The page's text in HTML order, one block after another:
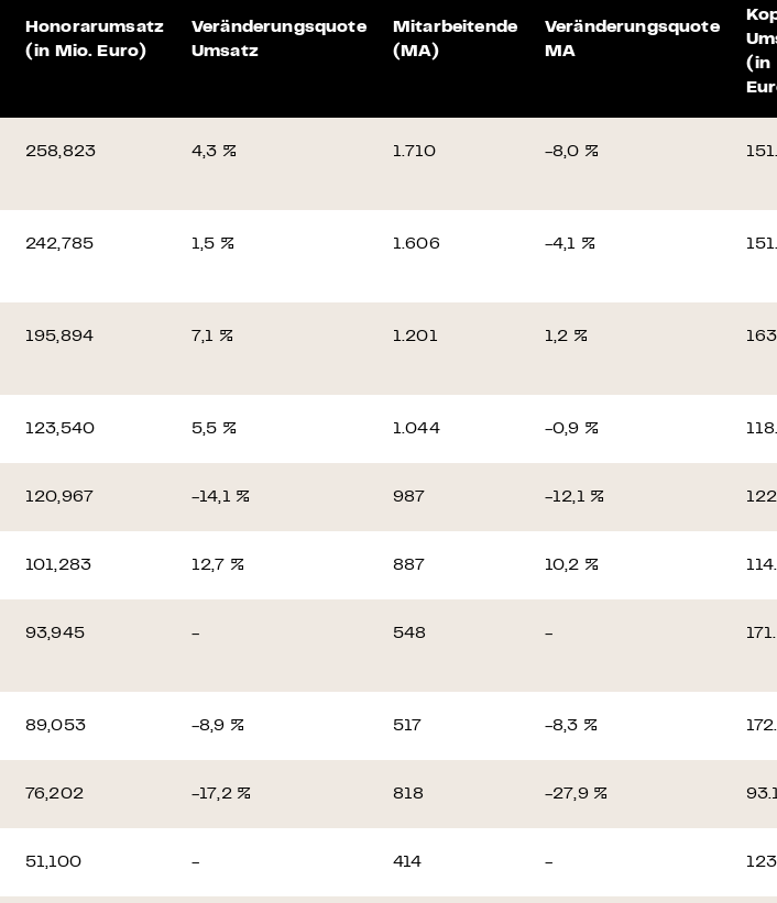
Honorarumsatz
(in Mio. Euro)
Veränderungsquote
Umsatz
Mitarbeitende
(MA)
Veränderungsquote
MA
(in
258,823 4,3 % 1.710 -8,0 %
242,785 1,5 % 1.606 -4,1 %
195,894 7,1 % 1.201 1,2 %
123,540 5,5 % 1.044 -0,9 %
120,967 -14,1 % 987 -12,1 %
101,283 12,7 % 887 10,2 %
93,945 - 548 -
89,053 -8,9 % 517 -8,3 %
76,202 -17,2 % 818 -27,9 %
51,100 - 414 -